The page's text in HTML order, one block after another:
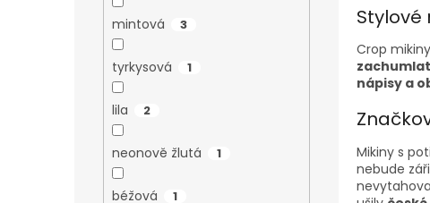
mintová 3
tyrkysová 1
lila 2
neonově žlutá 1
béžová 1
Stylové
Crop
nápisy a
Mikiny s
nebude